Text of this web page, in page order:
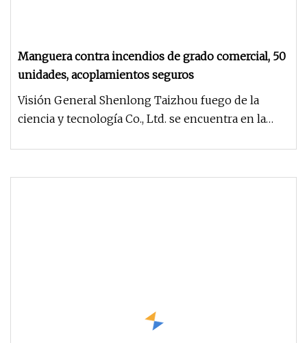
Manguera contra incendios de grado comercial, 50
unidades, acoplamientos seguros
Visión General Shenlong Taizhou fuego de la
ciencia y tecnología Co., Ltd. se encuentra en la